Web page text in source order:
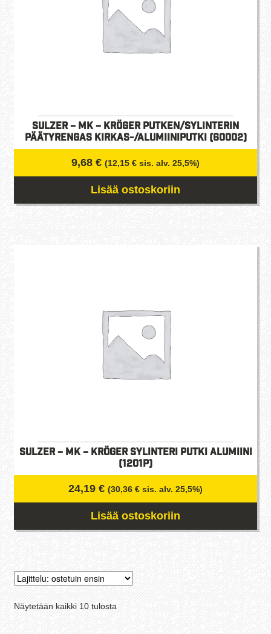
Sulzer – MK – Kröger Putken/Sylinterin
päätyrengas kirkas-/alumiiniputki (60002)
9,68 € (12,15 € sis. alv. 25,5%)
Lisää ostoskoriin
Sulzer – MK – Kröger Sylinteri putki alumiini
(1201p)
24,19 € (30,36 € sis. alv. 25,5%)
Lisää ostoskoriin
Näytetään kaikki 10 tulostaSuosituimmat